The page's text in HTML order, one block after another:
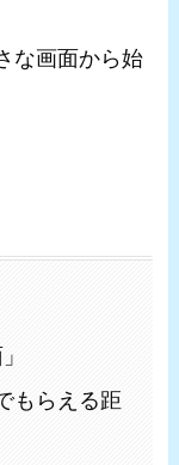
な画面から始
もらえる距